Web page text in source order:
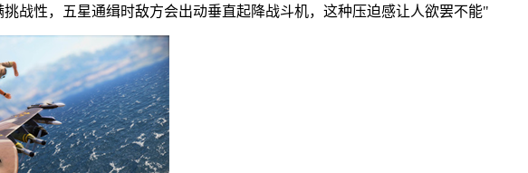
战性，五星通缉时敌方会出动垂直起降战斗机，这种压迫感让人欲罢不能"